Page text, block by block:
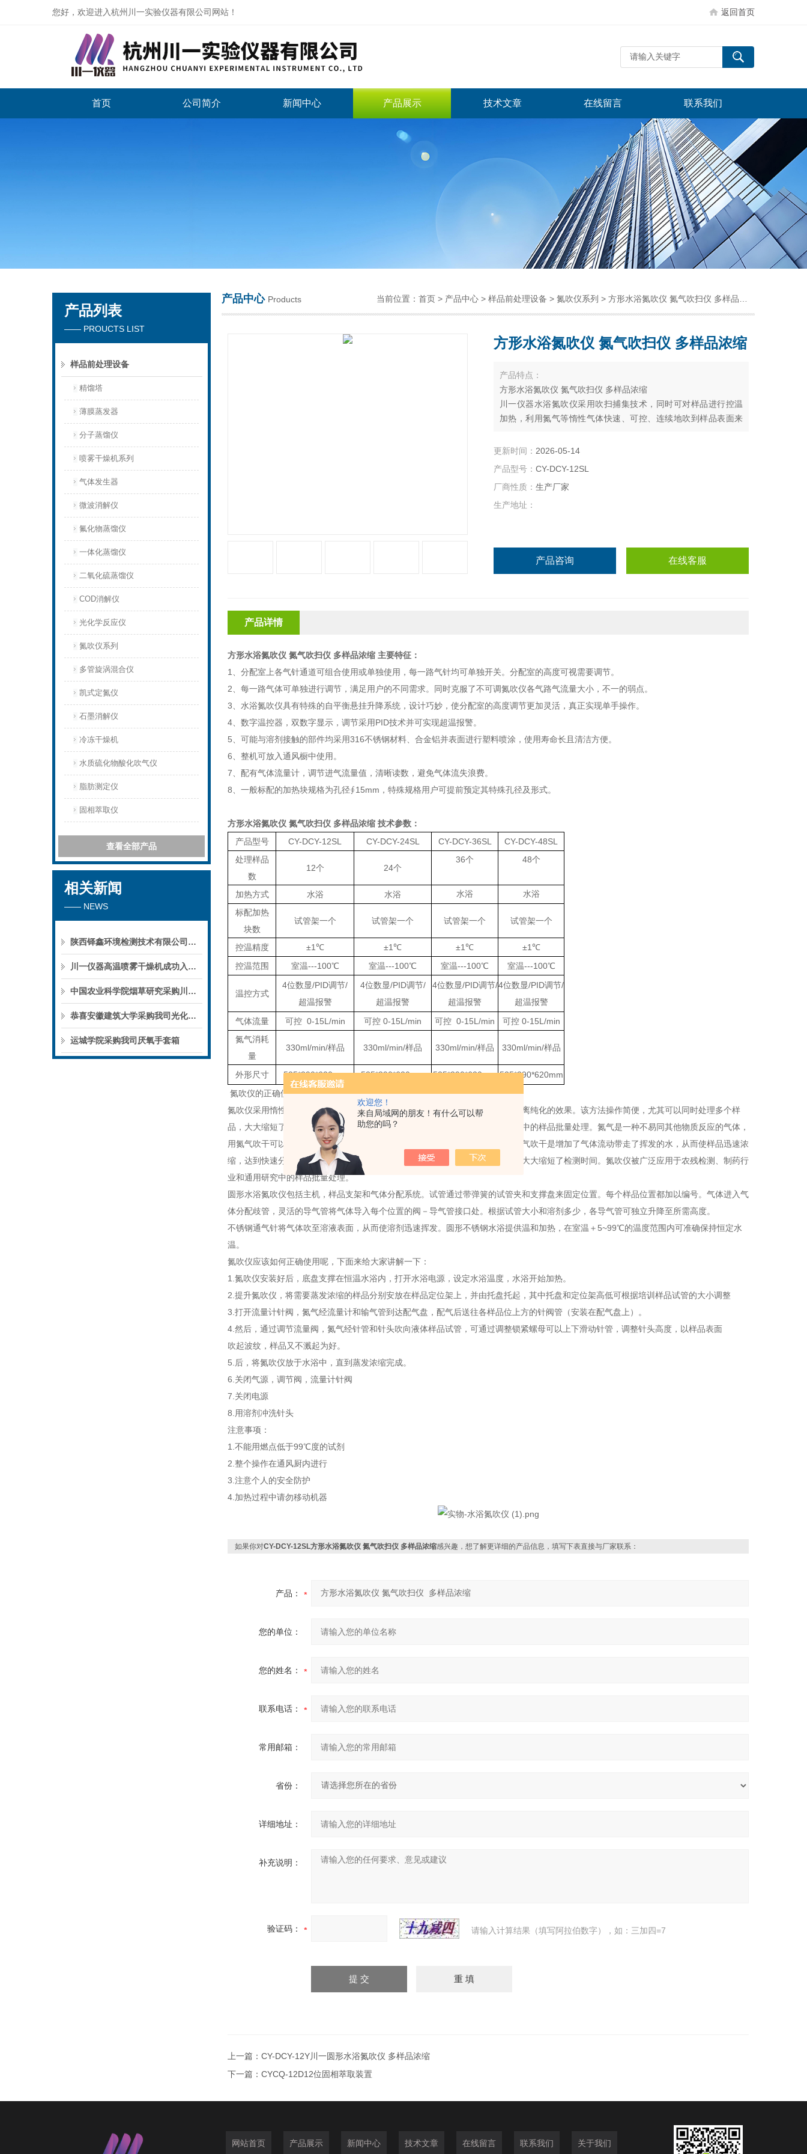
欢迎您！
来自局域网的朋友！有什么可以帮
助您的吗？
您好，欢迎进入杭州川一实验仪器有限公司网站！ 返回首页
杭州川一实验仪器有限公司
首页 公司简介 新闻中心 产品展示 技术文章 在线留言 联系我们
产品列表
—— PROUCTS LIST
样品前处理设备
精馏塔
薄膜蒸发器
分子蒸馏仪
喷雾干燥机系列
气体发生器
微波消解仪
氟化物蒸馏仪
一体化蒸馏仪
二氧化硫蒸馏仪
COD消解仪
光化学反应仪
氮吹仪系列
多管旋涡混合仪
凯式定氮仪
石墨消解仪
冷冻干燥机
水质硫化物酸化吹气仪
脂肪测定仪
固相萃取仪
查看全部产品
相关新闻
—— NEWS
陕西铎鑫环境检测技术有限公司采购我司全自动液液萃取仪
川一仪器高温喷雾干燥机成功入驻鄱阳职业学院，助力职业教育实训平台升级
中国农业科学院烟草研究采购川一仪器喷雾干燥机
恭喜安徽建筑大学采购我司光化学反应仪
运城学院采购我司厌氧手套箱
产品中心 Products 当前位置： 首页 > 产品中心 > 样品前处理设备 > 氮吹仪系列 > 方形水浴氮吹仪 氮气吹扫仪 多样品浓缩
方形水浴氮吹仪 氮气吹扫仪 多样品浓缩
产品特点：
方形水浴氮吹仪 氮气吹扫仪 多样品浓缩
川一仪器水浴氮吹仪采用吹扫捕集技术，同时可对样品进行控温
加热，利用氮气等惰性气体快速、可控、连续地吹到样品表面来
点。
更新时间： 2026-05-14
产品型号： CY-DCY-12SL
厂商性质： 生产厂家
生产地址：
产品咨询 在线客服
产品详情
方形水浴氮吹仪 氮气吹扫仪 多样品浓缩 主要特征：
1、分配室上各气针通道可组合使用或单独使用，每一路气针均可单独开关。分配室的高度可视需要调节。
2、每一路气体可单独进行调节，满足用户的不同需求。同时克服了不可调氮吹仪各气路气流量大小，不一的弱点。
3、水浴氮吹仪具有特殊的自平衡悬挂升降系统，设计巧妙，使分配室的高度调节更加灵活，真正实现单手操作。
4、数字温控器，双数字显示，调节采用PID技术并可实现超温报警。
5、可能与溶剂接触的部件均采用316不锈钢材料、合金铝并表面进行塑料喷涂，使用寿命长且清洁方便。
6、整机可放入通风橱中使用。
7、配有气体流量计，调节进气流量值，清晰读数，避免气体流失浪费。
8、一般标配的加热块规格为孔径∮15mm，特殊规格用户可提前预定其特殊孔径及形式。
方形水浴氮吹仪 氮气吹扫仪 多样品浓缩 技术参数：
产品型号
CY-DCY-12SL CY-DCY-24SL CY-DCY-36SL
CY-DCY-48SL
处理样品
数
12个 24个
36个 48个
加热方式 水浴 水浴 水浴
水浴
标配加热
块数
试管架一个 试管架一个 试管架一个 试管架一个
控温精度 ±1℃ ±1℃ ±1℃
±1℃
控温范围
室温---100℃ 室温---100℃ 室温---100℃ 室温---100℃
温控方式
4位数显/PID调节/
超温报警
4位数显/PID调节/
超温报警
4位数显/PID调节/
超温报警
4位数显/PID调节/
超温报警
气体流量
可控0-15L/min 可控 0-15L/min 可控 0-15L/min 可控0-15L/min
氮气消耗
量
330ml/min/样品 330ml/min/样品 330ml/min/样品 330ml/min/样品
外形尺寸 535*390*620mm 535*390*620mm 535*390*620mm 535*390*620mm
氮吹仪的正确使用方法及注意事项
氮吹仪采用惰性气体对加热样液进行吹扫，使被处理样品迅速浓缩，达到快速分离纯化的效果。该方法操作简便，尤其可以同时处理多个样
品，大大缩短了检测时间。氨吹仪被广泛应用于农残检测、制药行业和通用研究中的样品批量处理。氮气是一种不易同其他物质反应的气体，
用氮气吹干可以避免气体同水中融解的其他物质产生化学反应而生成沉淀。用氮气吹干是增加了气体流动带走了挥发的水，从而使样品迅速浓
缩，达到快速分离纯化的效果。该方法操作简便，尤其可以同时处理多个样品，大大缩短了检测时间。氮吹仪被广泛应用于农残检测、制药行
业和通用研究中的样品批量处理。
圆形水浴氮吹仪包括主机，样品支架和气体分配系统。试管通过带弹簧的试管夹和支撑盘来固定位置。每个样品位置都加以编号。气体进入气
体分配歧管，灵活的导气管将气体导入每个位置的阀－导气管接口处。根据试管大小和溶剂多少，各导气管可独立升降至所需高度。
不锈钢通气针将气体吹至溶液表面，从而使溶剂迅速挥发。圆形不锈钢水浴提供温和加热，在室温＋5~99℃的温度范围内可准确保持恒定水
温。
氮吹仪应该如何正确使用呢，下面来给大家讲解一下：
1.氮吹仪安装好后，底盘支撑在恒温水浴内，打开水浴电源，设定水浴温度，水浴开始加热。
2.提升氮吹仪，将需要蒸发浓缩的样品分别安放在样品定位架上，并由托盘托起，其中托盘和定位架高低可根据培训样品试管的大小调整
3.打开流量计针阀，氮气经流量计和输气管到达配气盘，配气后送往各样品位上方的针阀管（安装在配气盘上）。
4.然后，通过调节流量阀，氮气经针管和针头吹向液体样品试管，可通过调整锁紧螺母可以上下滑动针管，调整针头高度，以样品表面
吹起波纹，样品又不溅起为好。
5.后，将氮吹仪放于水浴中，直到蒸发浓缩完成。
6.关闭气源，调节阀，流量计针阀
7.关闭电源
8.用溶剂冲洗针头
注意事项：
1.不能用燃点低于99℃度的试剂
2.整个操作在通风厨内进行
3.注意个人的安全防护
4.加热过程中请勿移动机器
如果你对CY-DCY-12SL方形水浴氮吹仪 氮气吹扫仪 多样品浓缩感兴趣，想了解更详细的产品信息，填写下表直接与厂家联系：
产品：
您的单位：
您的姓名：
联系电话：
常用邮箱：
省份：
详细地址：
补充说明：
验证码： 请输入计算结果（填写阿拉伯数字），如：三加四=7
上一篇： CY-DCY-12Y川一圆形水浴氮吹仪 多样品浓缩
下一篇： CYCQ-12D12位固相萃取装置
网站首页 产品展示 新闻中心 技术文章 在线留言 联系我们 关于我们